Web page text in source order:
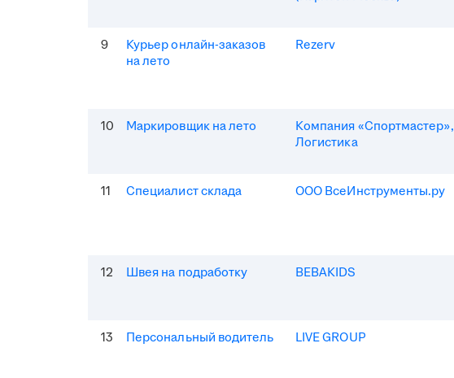
9
Курьер онлайн-заказов
на лето
Rezerv
10 Маркировщик на лето
Компания «Спортмастер»,
Логистика
11 Специалист склада ООО ВсеИнструменты.ру
12 Швея на подработку BEBAKIDS
13 Персональный водитель LIVE GROUP